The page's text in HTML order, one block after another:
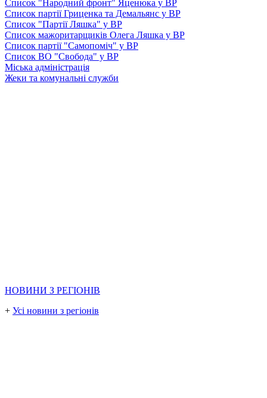
Список "Народний фронт" Яценюка у ВР
Список партії Гриценка та Демальянс у ВР
Список "Партії Ляшка" у ВР
Список мажоритарщиків Олега Ляшка у ВР
Список партії "Самопоміч" у ВР
Список ВО "Свобода" у ВР
Міська адміністрація
Жеки та комунальні служби
НОВИНИ З РЕГІОНІВ
+ Усі новини з регіонів